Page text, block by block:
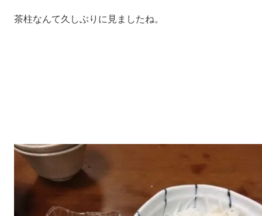
茶柱なんて久しぶりに見ましたね。